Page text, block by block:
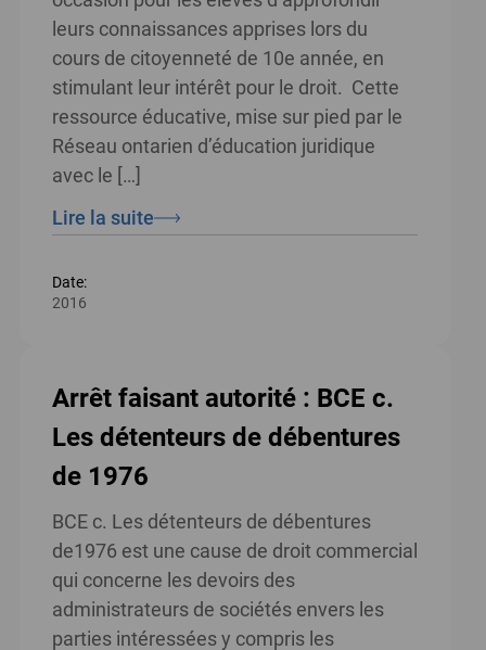
leurs connaissances apprises lors du
cours de citoyenneté de 10e année, en
stimulant leur intérêt pour le droit. Cette
ressource éducative, mise sur pied par le
Réseau ontarien d’éducation juridique
avec le […]
Lire la suite
Date:
2016
Arrêt faisant autorité : BCE c.
Les détenteurs de débentures
de 1976
BCE c. Les détenteurs de débentures
de1976 est une cause de droit commercial
qui concerne les devoirs des
administrateurs de sociétés envers les
parties intéressées y compris les